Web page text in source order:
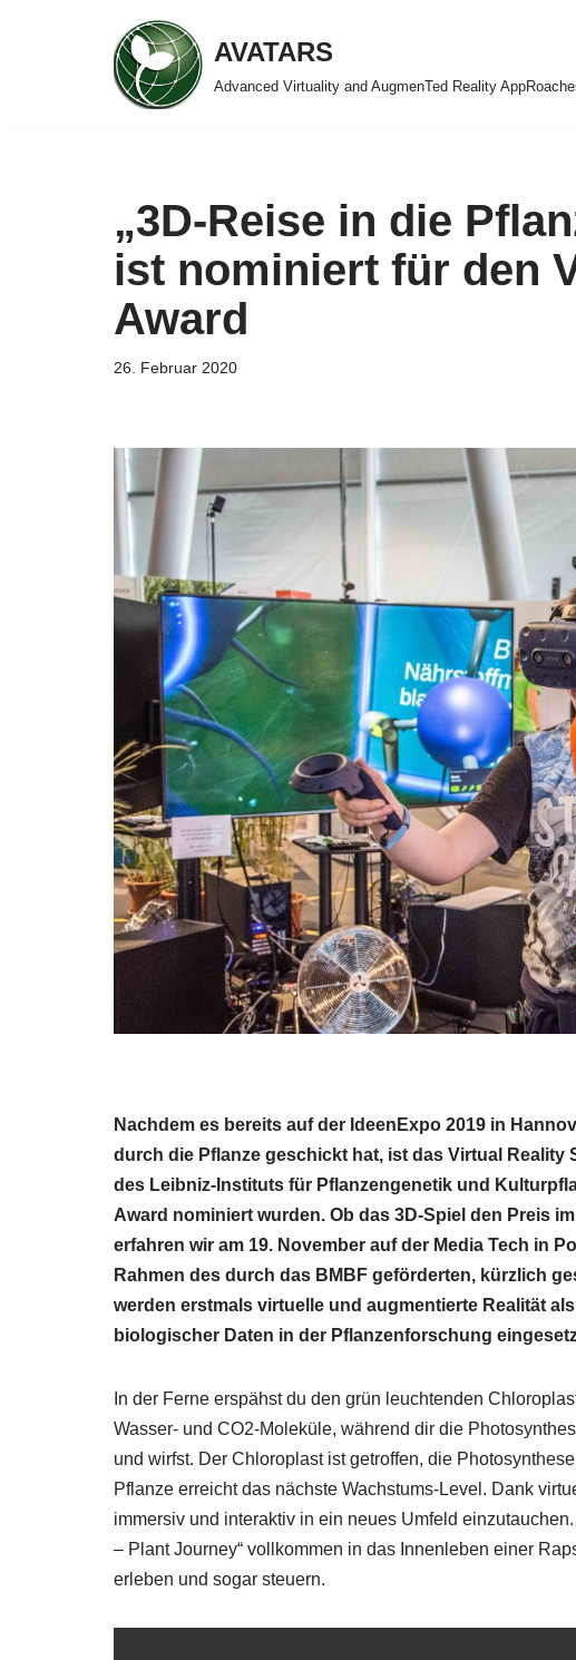
AVATARS
Advanced Virtuality and AugmenTed Reality
„3D-Reise in die
ist nominiert für den
Award
26. Februar 2020
Nachdem es bereits auf der IdeenExpo 2019 in
durch die Pflanze geschickt hat, ist das Virtual Reality
des Leibniz-Instituts für Pflanzengenetik und
Award nominiert wurden. Ob das 3D-Spiel den Preis
erfahren wir am 19. November auf der Media Tech in
Rahmen des durch das BMBF geförderten, kürzlich
werden erstmals virtuelle und augmentierte Realität
biologischer Daten in der Pflanzenforschung
In der Ferne erspähst du den grün leuchtenden
Wasser- und CO2-Moleküle, während dir die
und wirfst. Der Chloroplast ist getroffen, die
Pflanze erreicht das nächste Wachstums-Level. Dank
immersiv und interaktiv in ein neues Umfeld
– Plant Journey“ vollkommen in das Innenleben einer
erleben und sogar steuern.